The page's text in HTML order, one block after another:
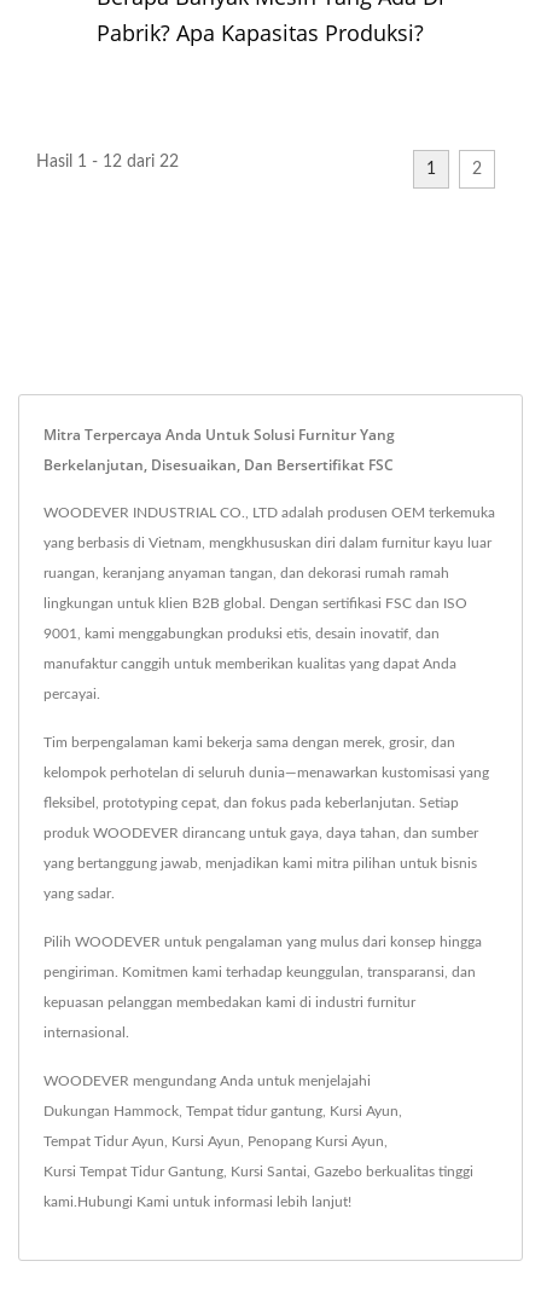
Pabrik? Apa Kapasitas Produksi?
Hasil 1 - 12 dari 22 1 2
Mitra Terpercaya Anda Untuk Solusi Furnitur Yang
Berkelanjutan, Disesuaikan, Dan Bersertifikat FSC
WOODEVER INDUSTRIAL CO., LTD adalah produsen OEM terkemuka
yang berbasis di Vietnam, mengkhususkan diri dalam furnitur kayu luar
ruangan, keranjang anyaman tangan, dan dekorasi rumah ramah
lingkungan untuk klien B2B global. Dengan sertifikasi FSC dan ISO
9001, kami menggabungkan produksi etis, desain inovatif, dan
manufaktur canggih untuk memberikan kualitas yang dapat Anda
percayai.
Tim berpengalaman kami bekerja sama dengan merek, grosir, dan
kelompok perhotelan di seluruh dunia—menawarkan kustomisasi yang
fleksibel, prototyping cepat, dan fokus pada keberlanjutan. Setiap
produk WOODEVER dirancang untuk gaya, daya tahan, dan sumber
yang bertanggung jawab, menjadikan kami mitra pilihan untuk bisnis
yang sadar.
Pilih WOODEVER untuk pengalaman yang mulus dari konsep hingga
pengiriman. Komitmen kami terhadap keunggulan, transparansi, dan
kepuasan pelanggan membedakan kami di industri furnitur
internasional.
WOODEVER mengundang Anda untuk menjelajahi
Dukungan Hammock Tempat tidur gantung Kursi Ayun
Tempat Tidur Ayun Kursi Ayun Penopang Kursi Ayun
Kursi Tempat Tidur Gantung Kursi Santai Gazebo berkualitas tinggi
kami. Hubungi Kami untuk informasi lebih lanjut!